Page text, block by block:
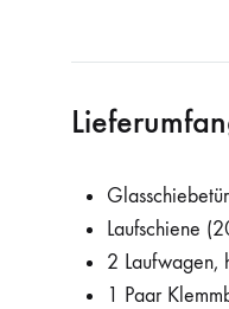
Laufschiene
2 Laufwagen,
1 Paar